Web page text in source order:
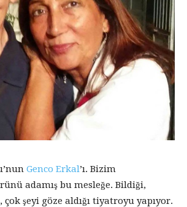
Genco Erkal’ı. Bizim
adamış bu mesleğe. Bildiği,
çok şeyi göze aldığı tiyatroyu yapıyor.